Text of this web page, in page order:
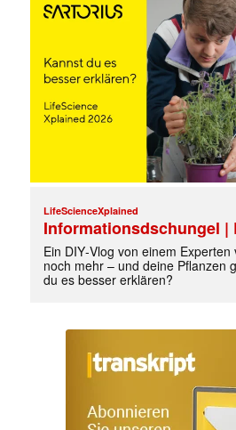
LifeScienceXplained
Informationsdschungel |
Ein DIY‑Vlog von einem
noch mehr – und deine Pflanzen
du es besser erklären?